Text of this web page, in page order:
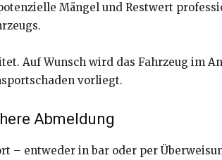
Mängel und Restwert
Auf Wunsch wird das Fahrzeug im
vorliegt.
Abmeldung
– entweder in bar oder per